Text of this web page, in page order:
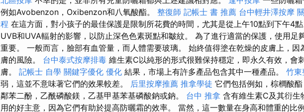
例如Avobenzon，Oxibenzon和八氧酸酯。 整復師 記帳士 書 推薦 台中輕井澤按摩
程 在這方面，對小孩子的最佳保護是限制所花費的時間，尤其是從上午10點到下午4
UVB和UVA輻射的影響，以防止深色色素斑點和皺紋。 為了進行適當的保護，使用足
重要。 一般而言，臉部有血管量，而人體需要玻璃。 始終值得塗在乾燥的皮膚上，因
膚的風險。 台中泰式按摩排毒 維生素C以純形的形式很難保持穩定，即永久有效，會
膚。 記帳士 自學 關鍵字優化 優化 結果，市場上有許多產品包含其中一種產品。 竹東
弱，這並不意味著它們的效果較差。 后里按摩推薦 推拿學徒 它們包括例如，棕櫚酸酯
鄰苯二酚，乙酰磷酸鎂，乙基甲基苯基磷酸鈉或鈉。 台中 推拿 含有維生素C及其衍生
用的好主意，因為它們有助於提高防曬霜的效率。 當然，這一數量在身高和體重的比